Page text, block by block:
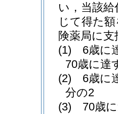
い，当該
じて得た
険薬局に
(1)
6歳に
70歳に達
(2)
6歳に
分の2
(3)
70歳